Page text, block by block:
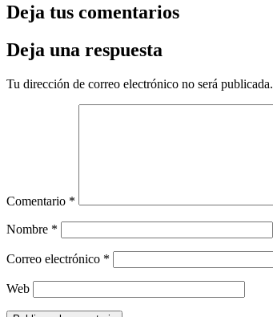
Deja tus comentarios
Deja una respuesta
Tu dirección de correo electrónico no será publicada.
Comentario *
Nombre *
Correo electrónico *
Web